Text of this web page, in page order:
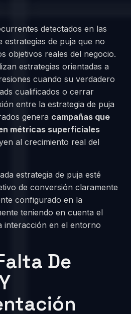
detectados en las
estrategias de puja que no
objetivos reales del negocio.
estrategias orientadas a
cuando su verdadero
cualificados o cerrar
entre la estrategia de puja
genera campañas que
métricas superficiales
al crecimiento real del
estrategia de puja esté
de conversión claramente
configurado en la
teniendo en cuenta el
interacción en el entorno
De